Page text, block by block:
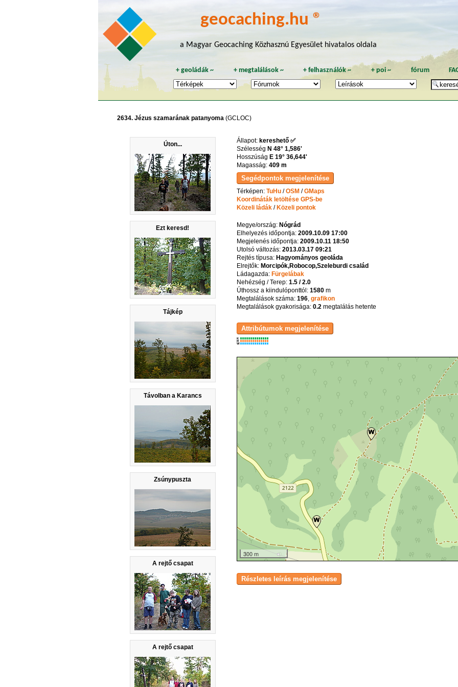
geocaching.hu ®
a Magyar Geocaching Közhasznú Egyesület hivatalos oldala
+geoládák ~ + megtalálások~ +felhasználók~ + poi~ fórum
2634. Jézus szamarának patanyoma (GCLOC)
Úton...
Ezt keresd!
Tájkép
Távolban a Karancs
Zsúnypuszta
A rejtő csapat
A rejtő csapat
Állapot: kereshető ✅
Szélesség N 48° 1,586'
Hosszúság E 19° 36,644'
Magasság: 409 m
Térképen: TuHu/OSM/GMaps
Koordináták letöltése GPS-be
Közeli ládák/Közeli pontok
Megye/ország: Nógrád
Elhelyezés időpontja: 2009.10.09 17:00
Megjelenés időpontja: 2009.10.11 18:50
Utolsó változás: 2013.03.17 09:21
Rejtés típusa: Hagyományos geoláda
Elrejtők: Morcipók,Robocop,Szeleburdi család
Ládagazda: Fürgelábak
Nehézség / Terep: 1.5 / 2.0
Úthossz a kiindulóponttól: 1580m
Megtalálások száma: 196, grafikon
Megtalálások gyakorisága: 0.2megtalálás hetente
K
R
W
300 m